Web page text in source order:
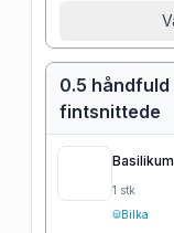
0.5
fintsnittede
Basilikum
1 stk
Bilka